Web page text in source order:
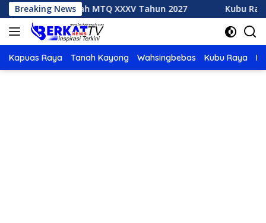
Langsung
ke
konten
Breaking News
Rumah MTQ XXXV Tahun 2027 Kubu Raya
Kapuas Raya Tanah Kayong Wahsingbebas Kubu Raya